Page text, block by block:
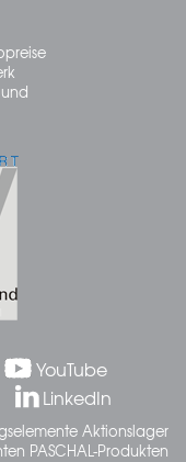
YouTube
LinkedIn
Aktionslager
PASCHAL-Produkten